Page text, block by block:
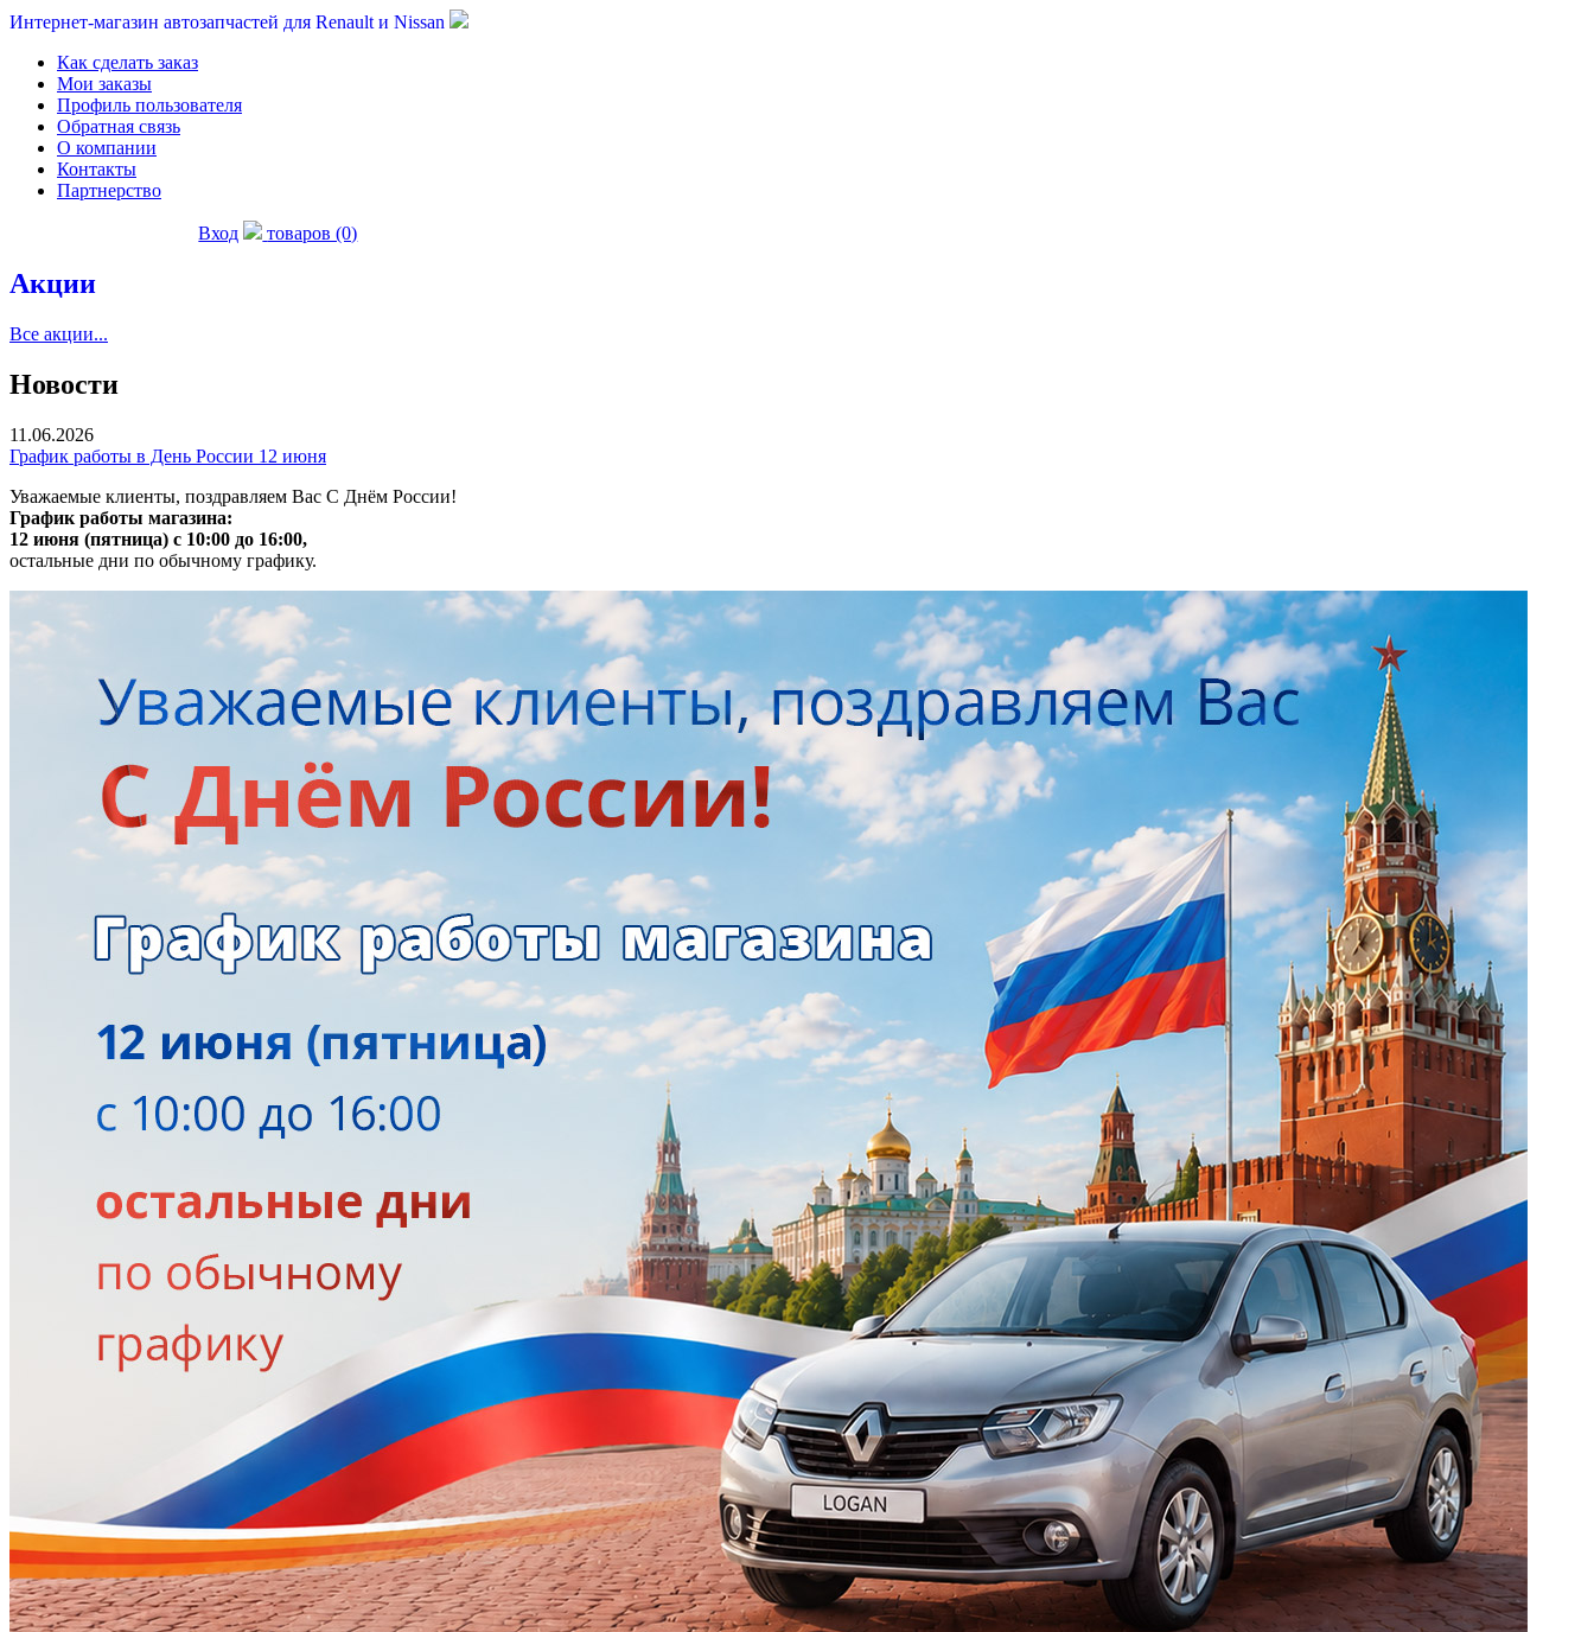
Интернет-магазин автозапчастей для Renault и Nissan
Как сделать заказ
Мои заказы
Профиль пользователя
Обратная связь
О компании
Контакты
Партнерство
Вход товаров (0)
Акции
Все акции...
Новости
11.06.2026
График работы в День России 12 июня
Уважаемые клиенты, поздравляем Вас С Днём России!
График работы магазина:
12 июня (пятница) с 10:00 до 16:00,
остальные дни по обычному графику.